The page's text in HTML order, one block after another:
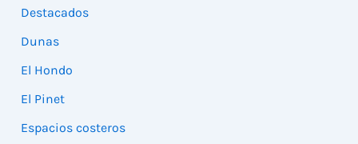
Destacados
Dunas
El Hondo
El Pinet
Espacios costeros